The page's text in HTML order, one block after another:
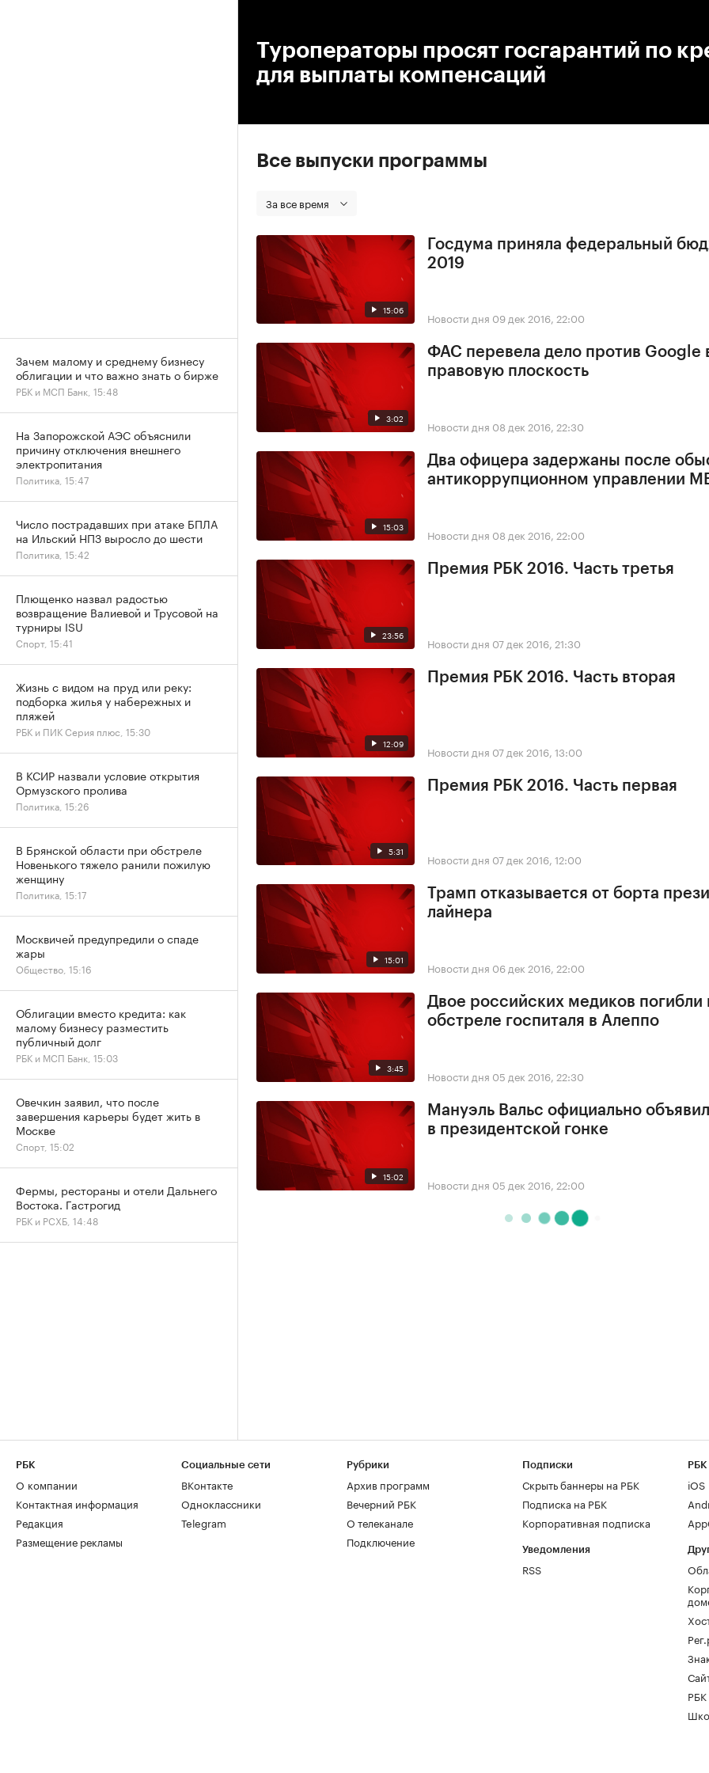
Туроператоры просят госгарантий по
для выплаты компенсаций
Все выпуски программы
За все время
15:06
Госдума приняла федеральный
2019
Новости дня 09 дек 2016, 22:00
3:02
ФАС перевела дело против Google
правовую плоскость
Новости дня 08 дек 2016, 22:30
15:03
Два офицера задержаны после
антикоррупционном управлении
Новости дня 08 дек 2016, 22:00
23:56
Премия РБК 2016. Часть третья
Новости дня 07 дек 2016, 21:30
12:09
Премия РБК 2016. Часть вторая
Новости дня 07 дек 2016, 13:00
5:31
Премия РБК 2016. Часть первая
Новости дня 07 дек 2016, 12:00
15:01
Трамп отказывается от борта
лайнера
Новости дня 06 дек 2016, 22:00
3:45
Двое российских медиков погибли
обстреле госпиталя в Алеппо
Новости дня 05 дек 2016, 22:30
15:02
Мануэль Вальс официально
в президентской гонке
Новости дня 05 дек 2016, 22:00
Зачем малому и среднему бизнесу
облигации и что важно знать о бирже
РБК и МСП Банк, 15:48
На Запорожской АЭС объяснили
причину отключения внешнего
электропитания
Политика, 15:47
Число пострадавших при атаке БПЛА
на Ильский НПЗ выросло до шести
Политика, 15:42
Плющенко назвал радостью
возвращение Валиевой и Трусовой на
турниры ISU
Спорт, 15:41
Жизнь с видом на пруд или реку:
подборка жилья у набережных и
пляжей
РБК и ПИК Серия плюс, 15:30
В КСИР назвали условие открытия
Ормузского пролива
Политика, 15:26
В Брянской области при обстреле
Новенького тяжело ранили пожилую
женщину
Политика, 15:17
Москвичей предупредили о спаде
жары
Общество, 15:16
Облигации вместо кредита: как
малому бизнесу разместить
публичный долг
РБК и МСП Банк, 15:03
Овечкин заявил, что после
завершения карьеры будет жить в
Москве
Спорт, 15:02
Фермы, рестораны и отели Дальнего
Востока. Гастрогид
РБК и РСХБ, 14:48
РБК
О компании
Контактная информация
Редакция
Размещение рекламы
Социальные сети
ВКонтакте
Одноклассники
Telegram
Рубрики
Архив программ
Вечерний РБК
О телеканале
Подключение
Подписки
Скрыть баннеры на РБК
Подписка на РБК
Корпоративная подписка
Уведомления
RSS
РБК
iOS